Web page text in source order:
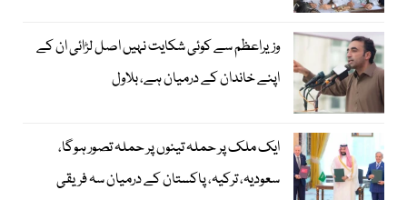
وزیراعظم سے کوئی شکایت نہیں اصل لڑائی ان کے
اپنے خاندان کے درمیان ہے، بلاول
ایک ملک پر حملہ تینوں پر حملہ تصور ہوگا،
سعودیہ، ترکیہ، پاکستان کے درمیان سہ فریقی